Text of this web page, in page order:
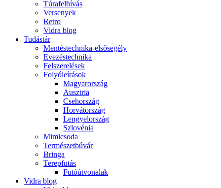
Túrafelhívás
Versenyek
Retro
Vidra blog
Tudástár
Mentéstechnika-elsősegély
Evezéstechnika
Felszerelések
Folyóleírások
Magyarország
Ausztria
Csehország
Horvátország
Lengyelország
Szlovénia
Mimicsoda
Természetbúvár
Bringa
Terepfutás
Futóútvonalak
Vidra blog